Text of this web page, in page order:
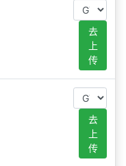
去
上
传
去
上
传